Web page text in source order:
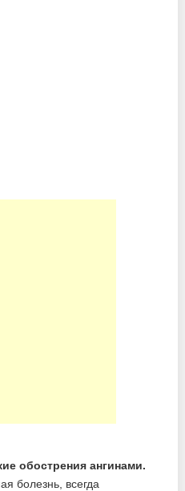
обострения ангинами.
болезнь, всегда